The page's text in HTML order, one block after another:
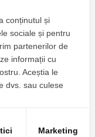
conținutul și
sociale și pentru
partenerilor de
informații cu
Aceștia le
dvs. sau culese
Marketing